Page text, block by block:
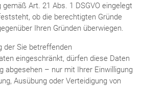
Art. 21 Abs. 1 DSGVO eingelegt
ob die berechtigten Gründe
Ihren Gründen überwiegen.
der Sie betreffenden
eingeschränkt, dürfen diese Daten
abgesehen – nur mit Ihrer Einwilligung
Ausübung oder Verteidigung von